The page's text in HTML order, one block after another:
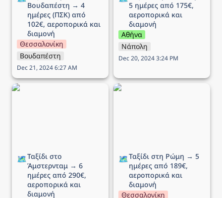
Βουδαπέστη → 4
ημέρες (ΠΣΚ) από
102€, αεροπορικά και
διαμονή
Θεσσαλονίκη
Βουδαπέστη
Dec 21, 2024 6:27 AM
5 ημέρες από 175€,
αεροπορικά και
διαμονή
Αθήνα
Νάπολη
Dec 20, 2024 3:24 PM
Ταξίδι στο Άμστερνταμ →
🗺️Ταξίδι στο
Άμστερνταμ → 6
ημέρες από 290€,
αεροπορικά και
διαμονή
Ταξίδι στη Ρώμη → 5
🗺️Ταξίδι στη Ρώμη → 5
ημέρες από 189€,
αεροπορικά και
διαμονή
Θεσσαλονίκη